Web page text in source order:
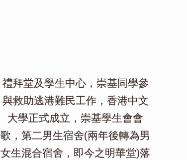
禮拜堂及學生中心，崇基同學參
與救助逃港難民工作，香港中文
大學正式成立，崇基學生會會
歌，第二男生宿舍(兩年後轉為男
女生混合宿舍，即今之明華堂)落